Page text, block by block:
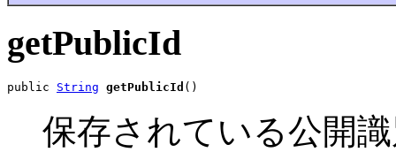
getPublicId
public String getPublicId ()
保存されている公開